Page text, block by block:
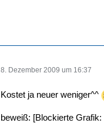
8. Dezember 2009 um 16:37
Kostet ja neuer weniger^^
beweiß: [Blockierte Grafik: